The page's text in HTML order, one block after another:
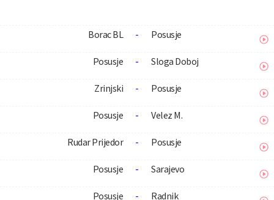
Borac BL - Posusje
Posusje - Sloga Doboj
Zrinjski - Posusje
Posusje - Velez M.
Rudar Prijedor - Posusje
Posusje - Sarajevo
Posusje - Radnik